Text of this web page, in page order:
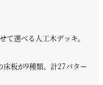
て選べる人工木デッキ。
床板が9種類、計27パター